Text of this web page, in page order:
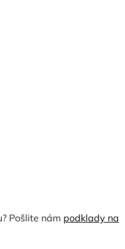
Pošlite nám podklady na